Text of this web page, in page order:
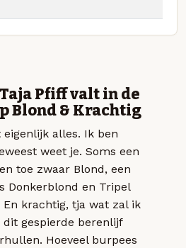
Pfiff valt in de
Blond & Krachtig
eigenlijk alles. Ik ben
weet je. Soms een
toe zwaar Blond, een
Donkerblond en Tripel
En krachtig, tja wat zal ik
dit gespierde berenlijf
Hoeveel burpees